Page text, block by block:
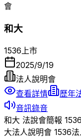
會
和大
1536 上市
2025/9/19
法人說明會
查看詳情
歷年
音訊錄音
和大 法說會簡報 1536
大法人說明會 1536